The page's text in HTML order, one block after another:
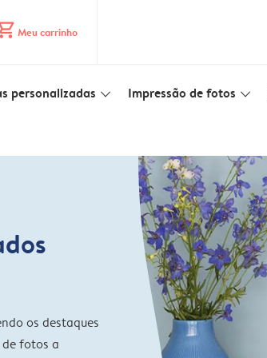
Meu carrinho
personalizadas slim_arrow_down Impressão de fotos slim_arrow_down
os destaques
fotos a